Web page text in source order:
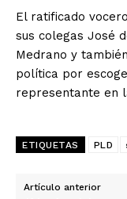
El ratificado
sus colegas José
Medrano y
política por
representante en
ETIQUETAS PLD
Artículo anterior